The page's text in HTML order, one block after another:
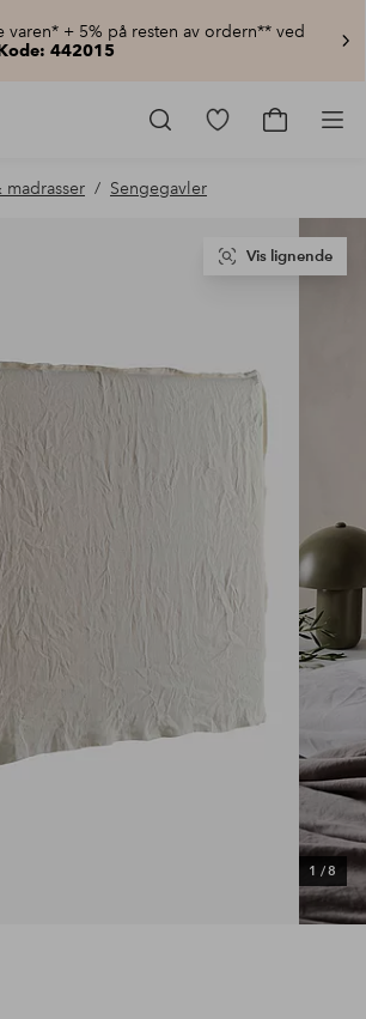
varen* + 5% på resten av ordern** ved
442015
Gå
Gå
madrasser Sengegavler
1 /8
Vis lignende